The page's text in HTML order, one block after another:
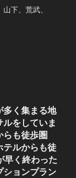
下、荒武、
多く集まる地
をしていま
も徒歩圏
テルからも徒
早く終わった
ションプラン